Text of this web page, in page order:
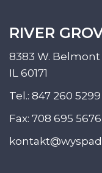
RIVER
8383 W. Belmont
IL 60171
Tel.: 847 260 5299
Fax: 708 695 5676